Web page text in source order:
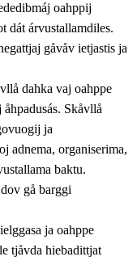
oahppij
dát árvustallamdiles.
gåvåv ietjastis ja
dahka vaj oahppe
Skåvllå
ja
adnema, organiserima,
baktu.
gå barggi
ja oahppe
tjåvda hiebadittjat